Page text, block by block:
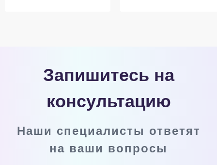
Запишитесь на
консультацию
Наши специалисты ответят
на ваши вопросы